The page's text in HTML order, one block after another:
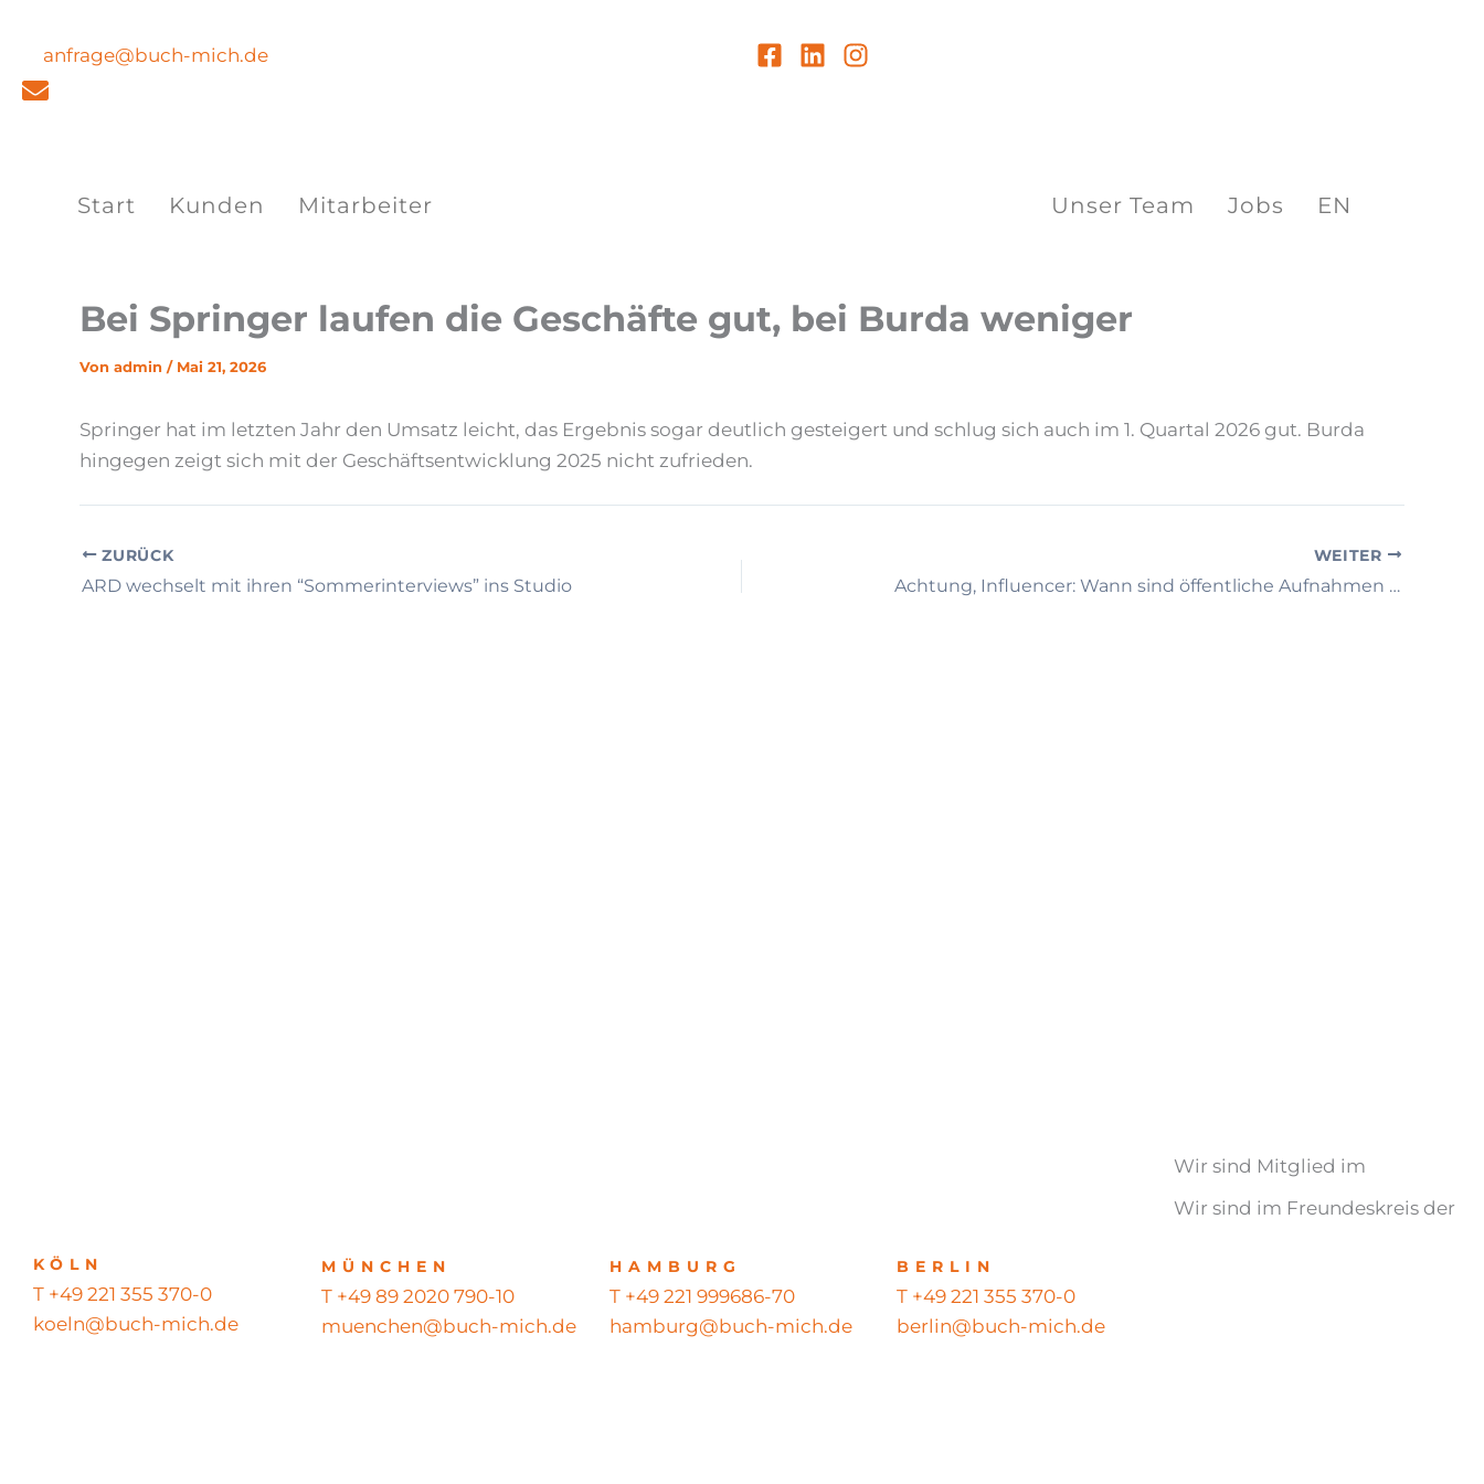
springen
anfrage@buch-mich.de
Start Kunden Mitarbeiter Unser Team Jobs EN
Bei Springer laufen die Geschäfte gut, bei Burda weniger
Von admin / Mai 21, 2026
Springer hat im letzten Jahr den Umsatz leicht, das Ergebnis sogar deutlich gesteigert und schlug sich auch im 1. Quartal 2026 gut. Burda
hingegen zeigt sich mit der Geschäftsentwicklung 2025 nicht zufrieden.
ZURÜCK
ARD wechselt mit ihren “Sommerinterviews” ins Studio
WEITER
Achtung, Influencer: Wann sind öffentliche Aufnahmen rechtskonform?
KÖLN
T +49 221 355 370-0
koeln@buch-mich.de
MÜNCHEN
T +49 89 2020 790-10
muenchen@buch-mich.de
HAMBURG
T +49 221 999686-70
hamburg@buch-mich.de
BERLIN
T +49 221 355 370-0
berlin@buch-mich.de
Wir sind Mitglied im
Wir sind im Freundeskreis der